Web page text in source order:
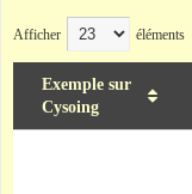
Afficher éléments
Exemple sur
Cysoing